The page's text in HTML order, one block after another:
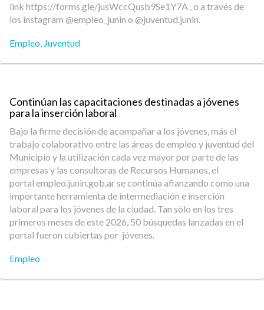
link https://forms.gle/jusWccQusb9Se1Y7A , o a través de
los instagram @empleo_junin o @juventud.junin.
Empleo, Juventud
Continúan las capacitaciones destinadas a jóvenes
para la inserción laboral
Bajo la firme decisión de acompañar a los jóvenes, más el
trabajo colaborativo entre las áreas de empleo y juventud del
Municipio y la utilización cada vez mayor por parte de las
empresas y las consultoras de Recursos Humanos, el
portal empleo.junin.gob.ar se continúa afianzando como una
importante herramienta de intermediación e inserción
laboral para los jóvenes de la ciudad. Tan sólo en los tres
primeros meses de este 2026, 50 búsquedas lanzadas en el
portal fueron cubiertas por jóvenes.
Empleo